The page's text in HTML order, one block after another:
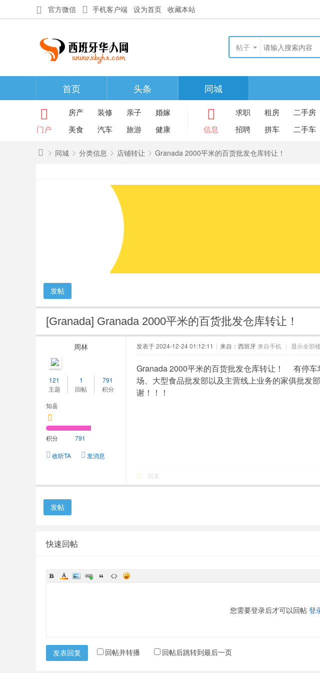
官方微信 手机客户端 设为首页 收藏本站
帖子
首页 头条 同城
门户
房产 装修 亲子
婚嫁
美食
汽车 旅游 健康 信息
求职 租房
二手房
招聘
拼车 二手车
同城 分类信息 店铺转让 Granada 2000平米的百货批发仓库转让！
发帖
[Granada] Granada 2000平米的百货批发仓库转让！
周林
121
主题
1
回帖
791
积分
知县
积分 791
收听TA 发消息
发表于 2024-12-24 01:12:11 | 来自：西班牙来自手机 | 显示全部
Granada 2000平米的百货批发仓库转让！ 有停
场、大型食品批发部以及主营线上业务的家俱批
谢！！！
回复
发帖
快速回帖
您需要登录后才可以回帖 登
发表回复 回帖并转播 回帖后跳转到最后一页